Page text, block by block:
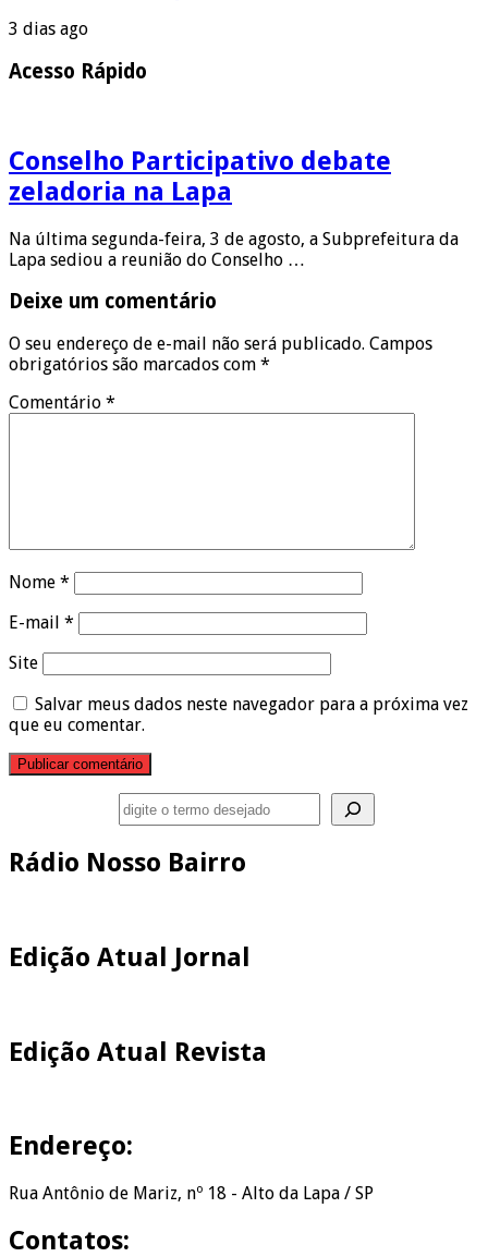
3 dias ago
Acesso Rápido
Conselho Participativo debate
zeladoria na Lapa
Na última segunda-feira, 3 de agosto, a Subprefeitura da
Lapa sediou a reunião do Conselho …
Deixe um comentário
O seu endereço de e-mail não será publicado. Campos
obrigatórios são marcados com *
Comentário *
Nome *
E-mail *
Site
Salvar meus dados neste navegador para a próxima vez
que eu comentar.
Rádio Nosso Bairro
Edição Atual Jornal
Edição Atual Revista
Endereço:
Rua Antônio de Mariz, nº 18 - Alto da Lapa / SP
Contatos: